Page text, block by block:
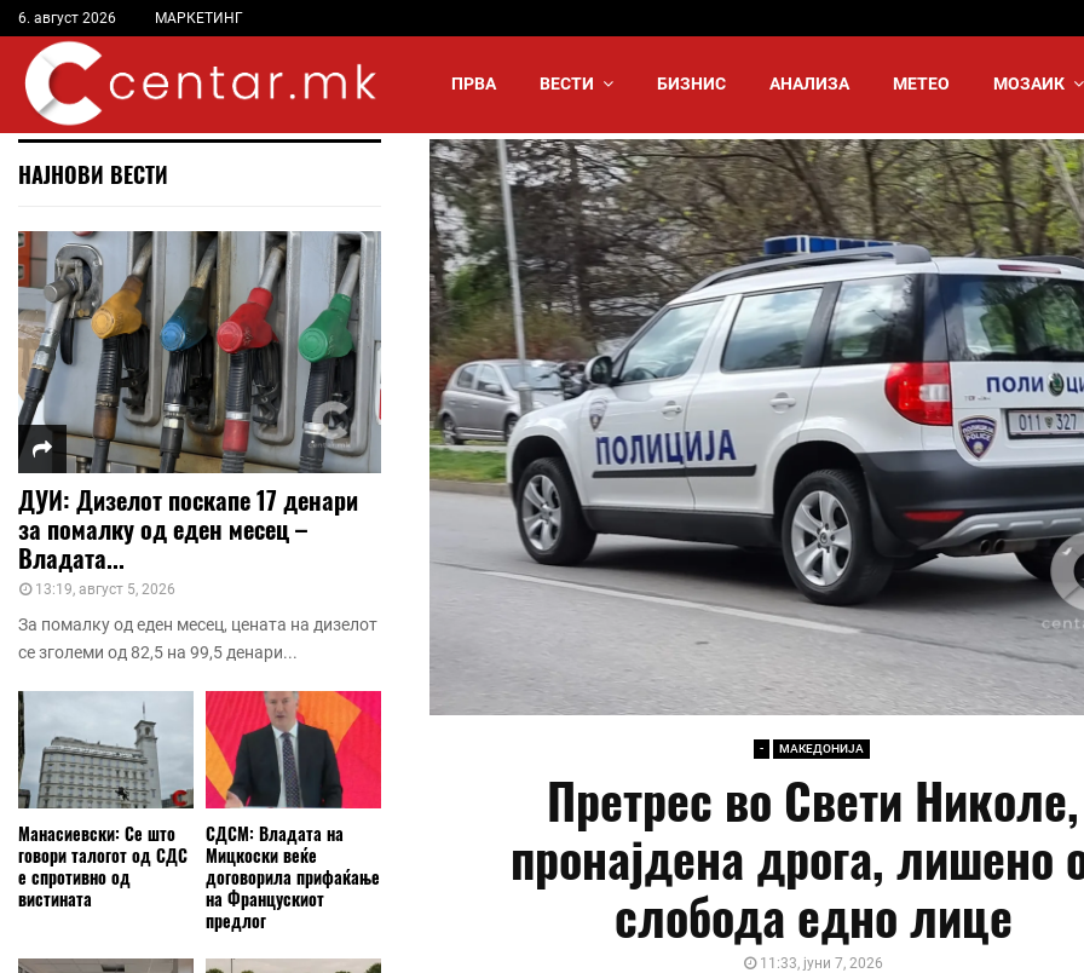
6. август 2026 МАРКЕТИНГ
ПРВА ВЕСТИ БИЗНИС АНАЛИЗА МЕТЕО МОЗАИК
- МАКЕДОНИЈА
Претрес во Свети Николе,
пронајдена дрога, лишено
слобода едно лице
11:33, јуни 7, 2026
НАЈНОВИ ВЕСТИ
ДУИ: Дизелот поскапе 17 денари
за помалку од еден месец –
Владата...
13:19, август 5, 2026
За помалку од еден месец, цената на дизелот
се зголеми од 82,5 на 99,5 денари...
Манасиевски: Се што
говори талогот од СДС
е спротивно од
вистината
СДСМ: Владата на
Мицкоски веќе
договорила прифаќање
на Францускиот
предлог